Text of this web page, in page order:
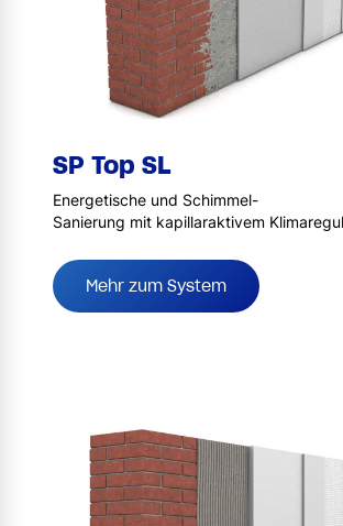
SP Top SL
Energetische und Schimmel-
Sanierung mit kapillaraktivem
Mehr zum System